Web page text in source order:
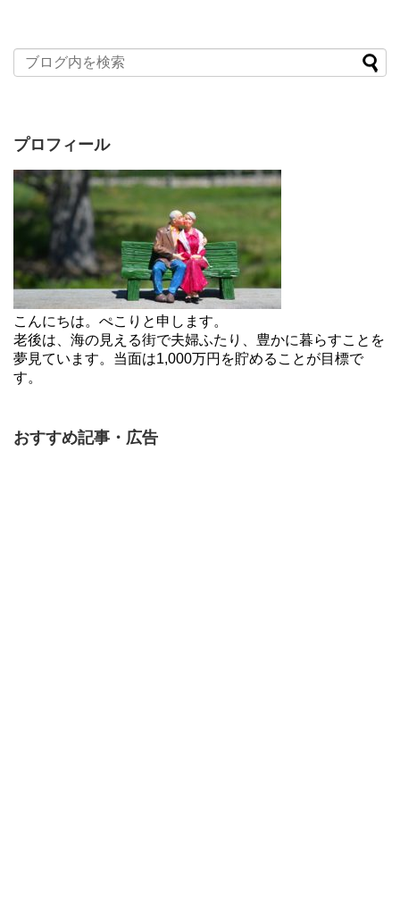
プロフィール
こんにちは。ぺこりと申します。
老後は、海の見える街で夫婦ふたり、豊かに暮らすことを
夢見ています。当面は1,000万円を貯めることが目標で
す。
おすすめ記事・広告